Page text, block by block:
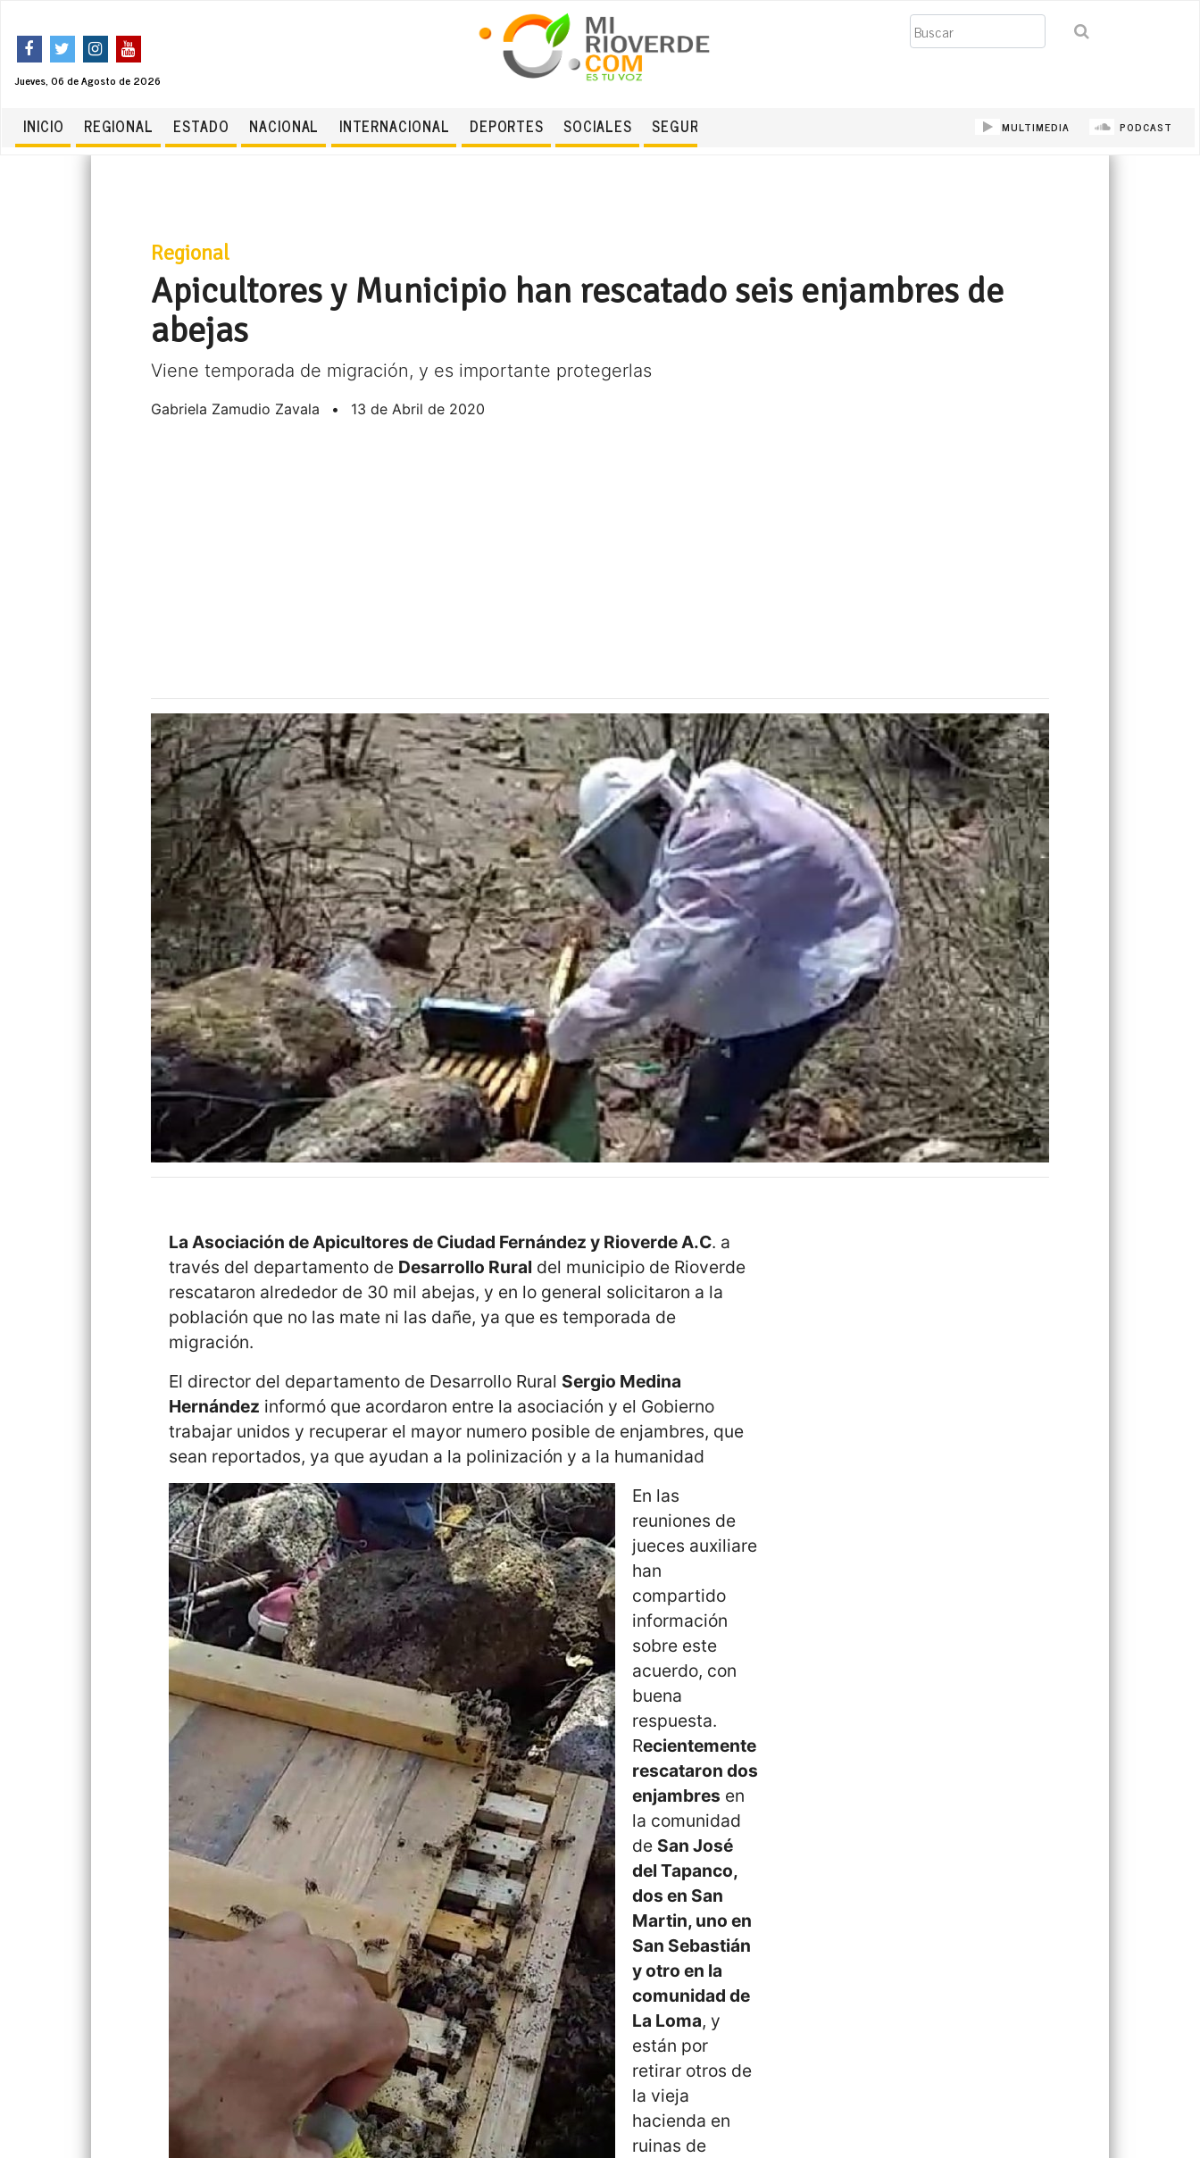
Jueves, 06 de Agosto de 2026
Buscar
INICIO REGIONAL ESTADO NACIONAL INTERNACIONAL DEPORTES SOCIALES SEGURIDAD MULTIMEDIA PODCAST
Regional
Apicultores y Municipio han rescatado seis enjambres de
abejas
Viene temporada de migración, y es importante protegerlas
Gabriela Zamudio Zavala • 13 de Abril de 2020
La Asociación de Apicultores de Ciudad Fernández y Rioverde A.C. a
través del departamento de Desarrollo Rural del municipio de Rioverde
rescataron alrededor de 30 mil abejas, y en lo general solicitaron a la
población que no las mate ni las dañe, ya que es temporada de
migración.
El director del departamento de Desarrollo Rural Sergio Medina
Hernández informó que acordaron entre la asociación y el Gobierno
trabajar unidos y recuperar el mayor numero posible de enjambres, que
sean reportados, ya que ayudan a la polinización y a la humanidad
En las
reuniones de
jueces auxiliare
han
compartido
información
sobre este
acuerdo, con
buena
respuesta.
Recientemente
rescataron dos
enjambres en
la comunidad
de San José
del Tapanco,
dos en San
Martin, uno en
San Sebastián
y otro en la
comunidad de
La Loma, y
están por
retirar otros de
la vieja
hacienda en
ruinas de